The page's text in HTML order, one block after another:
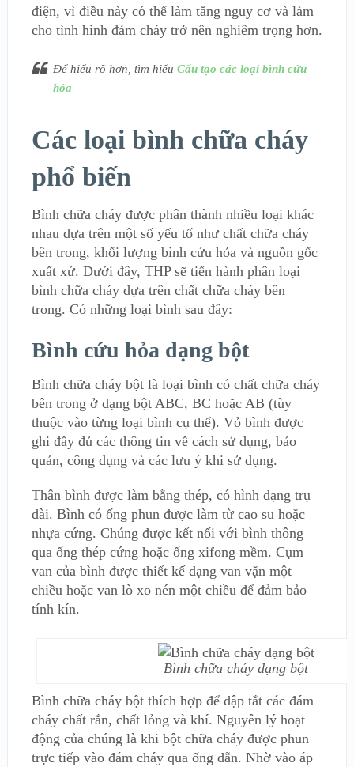
điện, vì điều này có thể làm tăng nguy cơ và làm
cho tình hình đám cháy trở nên nghiêm trọng hơn.
Để hiểu rõ hơn, tìm hiểu Cấu tạo các loại bình cứu
hỏa
Các loại bình chữa cháy
phổ biến
Bình chữa cháy được phân thành nhiều loại khác
nhau dựa trên một số yếu tố như chất chữa cháy
bên trong, khối lượng bình cứu hỏa và nguồn gốc
xuất xứ. Dưới đây, THP sẽ tiến hành phân loại
bình chữa cháy dựa trên chất chữa cháy bên
trong. Có những loại bình sau đây:
Bình cứu hỏa dạng bột
Bình chữa cháy bột là loại bình có chất chữa cháy
bên trong ở dạng bột ABC, BC hoặc AB (tùy
thuộc vào từng loại bình cụ thể). Vỏ bình được
ghi đầy đủ các thông tin về cách sử dụng, bảo
quản, công dụng và các lưu ý khi sử dụng.
Thân bình được làm bằng thép, có hình dạng trụ
dài. Bình có ống phun được làm từ cao su hoặc
nhựa cứng. Chúng được kết nối với bình thông
qua ống thép cứng hoặc ống xifong mềm. Cụm
van của bình được thiết kế dạng van vặn một
chiều hoặc van lò xo nén một chiều để đảm bảo
tính kín.
Bình chữa cháy dạng bột
Bình chữa cháy bột thích hợp để dập tắt các đám
cháy chất rắn, chất lỏng và khí. Nguyên lý hoạt
động của chúng là khi bột chữa cháy được phun
trực tiếp vào đám cháy qua ống dẫn. Nhờ vào áp